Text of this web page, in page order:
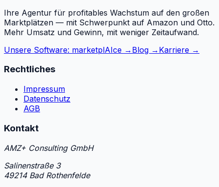
Ihre Agentur für profitables Wachstum auf den großen
Marktplätzen — mit Schwerpunkt auf Amazon und Otto.
Mehr Umsatz und Gewinn, mit weniger Zeitaufwand.
Unsere Software: marketplAIce → Blog → Karriere →
Rechtliches
Impressum
Datenschutz
AGB
Kontakt
AMZ+ Consulting GmbH
Salinenstraße 3
49214 Bad Rothenfelde